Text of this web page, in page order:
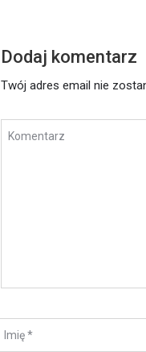
Dodaj komentarz
Twój adres email nie